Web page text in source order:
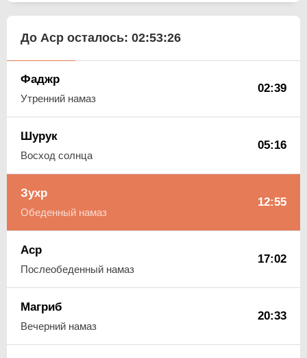
До Аср осталось: 02:53:25
Фаджр
Утренний намаз
02:39
Шурук
Восход солнца
05:16
Зухр
Обеденный намаз
12:55
Аср
Послеобеденный намаз
17:02
Магриб
Вечерний намаз
20:33